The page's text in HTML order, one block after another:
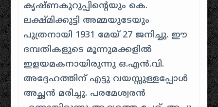
കൃഷ്ണകുറുപ്പിന്റെയും കെ.
ലക്ഷ്മിക്കുട്ടി അമ്മയുടേയും
പുത്രനായി 1931 മേയ് 27 ജനിച്ചു. ഈ
ദമ്പതികളുടെ മൂന്നുമക്കളിൽ
ഇളയമകനായിരുന്നു ഒ.എൻ.വി.
അദ്ദേഹത്തിന് എട്ടു വയസ്സുള്ളപ്പോൾ
അച്ഛൻ മരിച്ചു. പരമേശ്വരൻ